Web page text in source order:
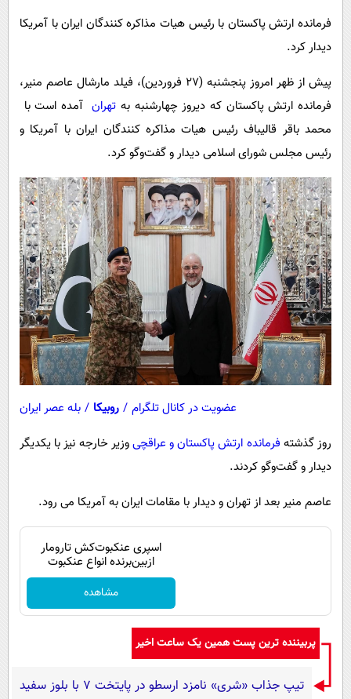
محیط زیست
سلامت
فرهنگی
بین الملل
اجتماعی
حیات وحش
سیاست خارجی
روانشناسی
دانلود
فرمانده ارتش پاکستان با رئیس هیات مذاکره کنندگان ایران با آمریکا
دیدار کرد.
پیش از ظهر امروز پنجشنبه (۲۷ فروردین)، فیلد مارشال عاصم منیر،
فرمانده ارتش پاکستان که دیروز چهارشنبه به تهران آمده استبا
محمد باقر قالیباف رئیس هیات مذاکره کنندگان ایران با آمریکا و
رئیس مجلس شورای اسلامی دیدار و گفت‌وگو کرد.
عضویت در کانال تلگرام / روبیکا / بله عصر ایران
روز گذشته فرمانده ارتش پاکستان و عراقچیوزیر خارجه نیز با یکدیگر
دیدار و گفت‌وگو کردند.
عاصم منیر بعد از تهران و دیدار با مقامات ایران به آمریکا می رود.
اسپری عنکبوت‌‌کش تارومار
ازبین‌برنده انواع عنکبوت
مشاهده
پربیننده ترین پست همین یک ساعت اخیر
تیپ جذاب «شری» نامزد ارسطو در پایتخت 7 با بلوز سفید